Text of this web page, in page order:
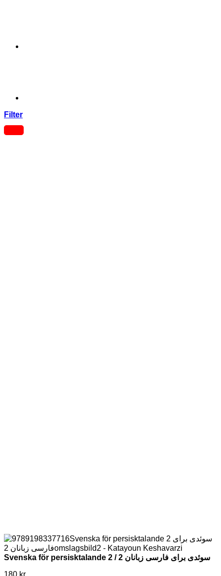
Filter
Svenska för persisktalande 2 / سوئدی برای فارسی زبانان 2
180 kr